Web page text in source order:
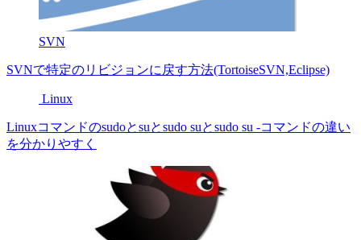
SVN
SVNで特定のリビジョンに戻す方法(TortoiseSVN,Eclipse)
Linux
Linuxコマンドのsudoとsuとsudo suとsudo su -コマンドの違い
を分かりやすく